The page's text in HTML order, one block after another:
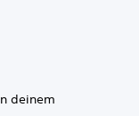
deinem